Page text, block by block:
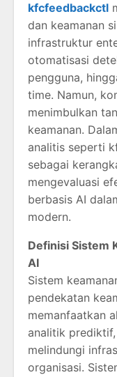
kfcfeedbackctl
dan keamanan
infrastruktur
otomatisasi
pengguna,
time. Namun,
menimbulkan
keamanan.
analitis seperti
sebagai
mengevaluasi
berbasis AI
modern.
Definisi Sistem
AI
Sistem
pendekatan
memanfaatkan
analitik
melindungi
organisasi.